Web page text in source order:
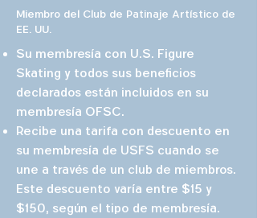
Miembro del Club de Patinaje Artístico de
EE. UU.
Su membresía con U.S. Figure
Skating y todos sus beneficios
declarados están incluidos en su
membresía OFSC.
Recibe una tarifa con descuento en
su membresía de USFS cuando se
une a través de un club de miembros.
Este descuento varía entre $15 y
$150, según el tipo de membresía.